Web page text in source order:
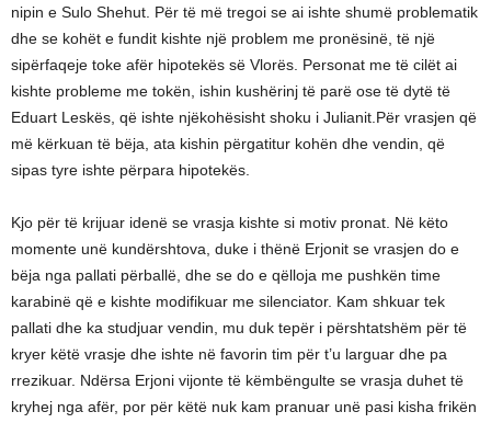
nipin e Sulo Shehut. Për të më tregoi se ai ishte shumë problematik
dhe se kohët e fundit kishte një problem me pronësinë, të një
sipërfaqeje toke afër hipotekës së Vlorës. Personat me të cilët ai
kishte probleme me tokën, ishin kushërinj të parë ose të dytë të
Eduart Leskës, që ishte njëkohësisht shoku i Julianit.Për vrasjen që
më kërkuan të bëja, ata kishin përgatitur kohën dhe vendin, që
sipas tyre ishte përpara hipotekës.
Kjo për të krijuar idenë se vrasja kishte si motiv pronat. Në këto
momente unë kundërshtova, duke i thënë Erjonit se vrasjen do e
bëja nga pallati përballë, dhe se do e qëlloja me pushkën time
karabinë që e kishte modifikuar me silenciator. Kam shkuar tek
pallati dhe ka studjuar vendin, mu duk tepër i përshtatshëm për të
kryer këtë vrasje dhe ishte në favorin tim për t’u larguar dhe pa
rrezikuar. Ndërsa Erjoni vijonte të këmbëngulte se vrasja duhet të
kryhej nga afër, por për këtë nuk kam pranuar unë pasi kisha frikën